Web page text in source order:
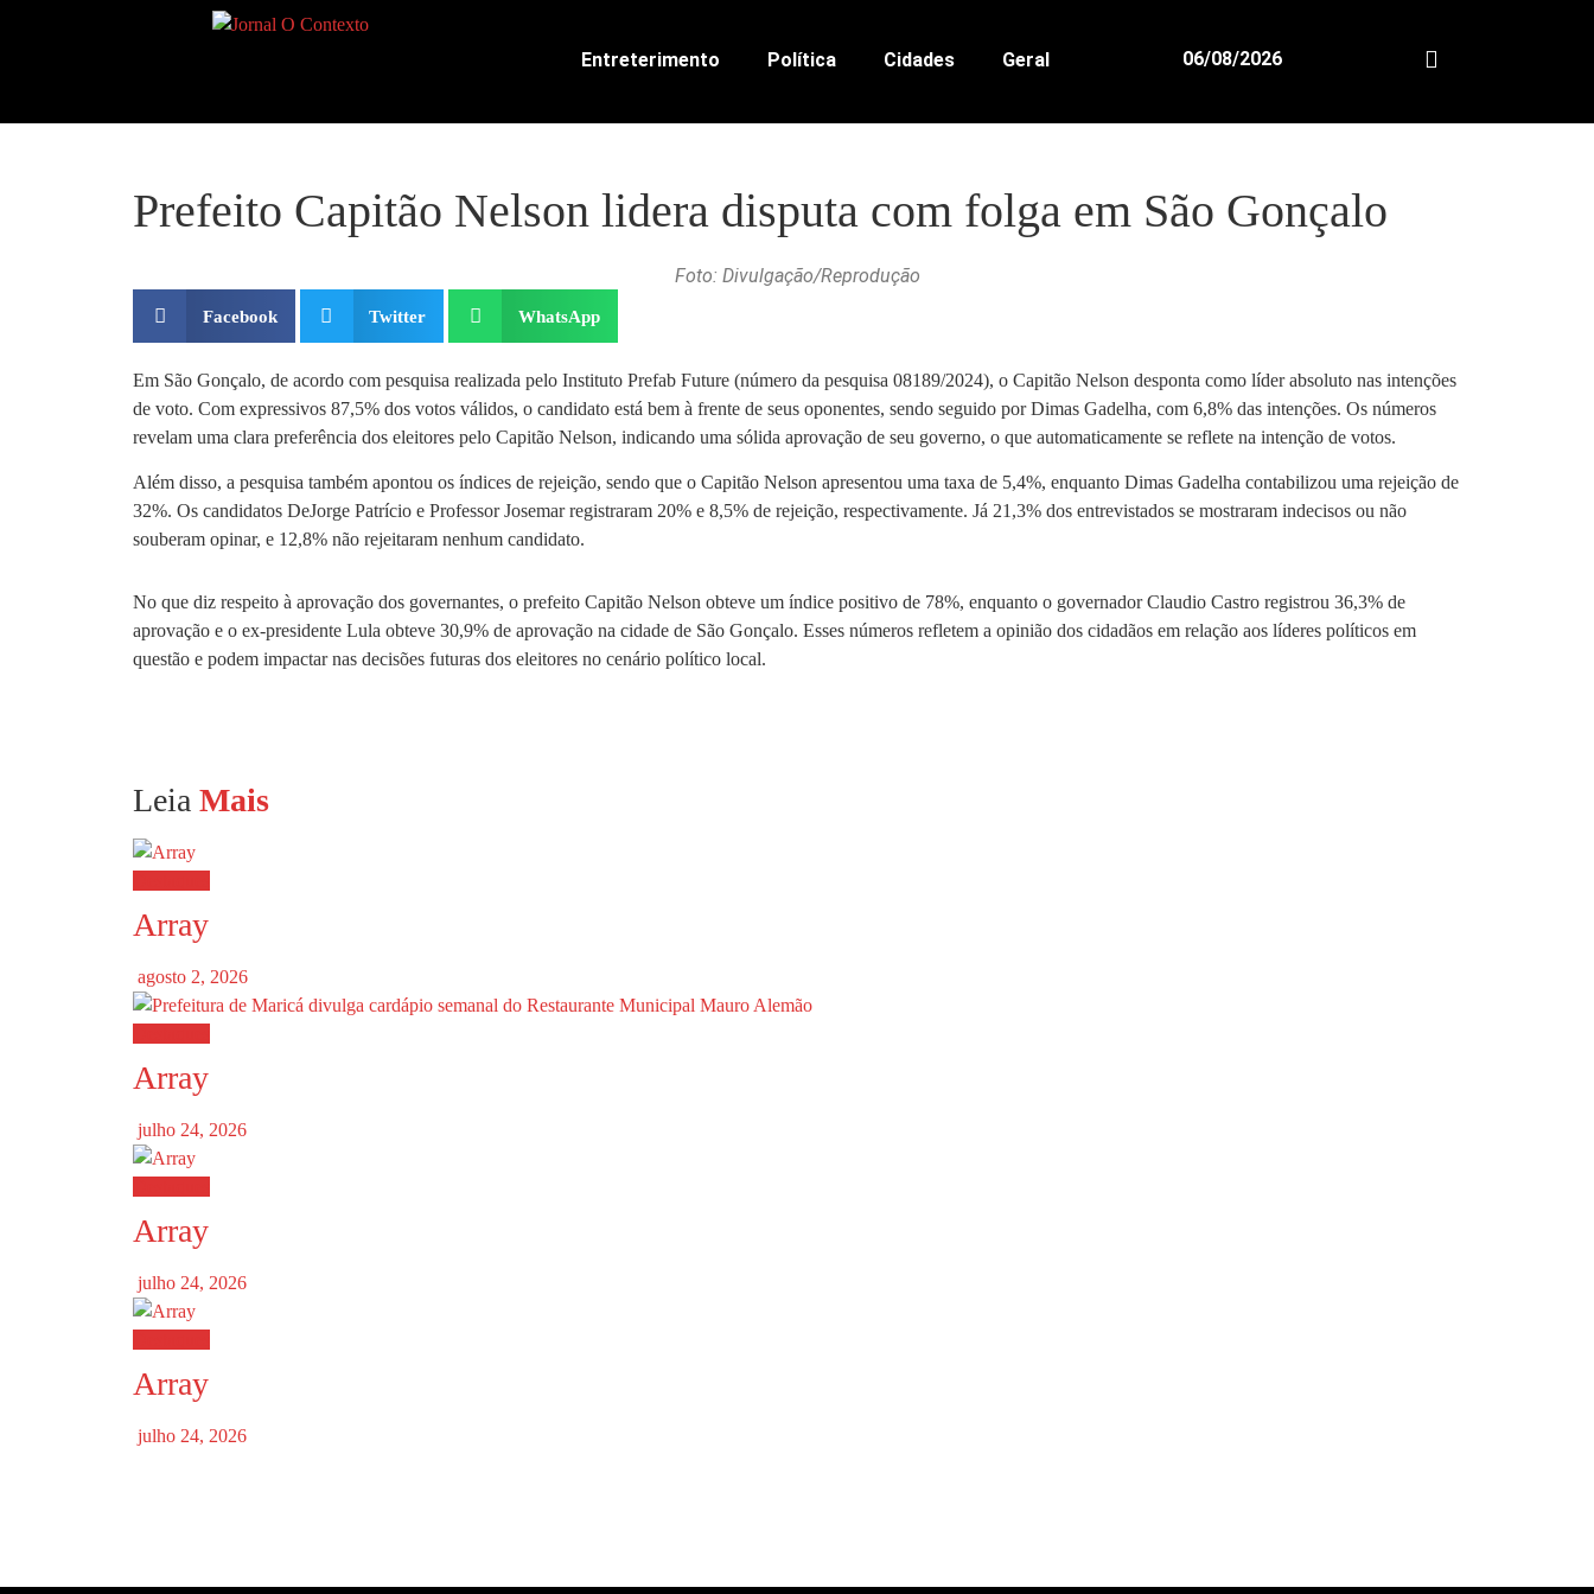
Entreterimento Política Cidades Geral 06/08/2026
Prefeito Capitão Nelson lidera disputa com folga em São Gonçalo
Foto: Divulgação/Reprodução
Facebook Twitter WhatsApp
Em São Gonçalo, de acordo com pesquisa realizada pelo Instituto Prefab Future (número da pesquisa 08189/2024), o Capitão Nelson desponta como líder absoluto nas intenções
de voto. Com expressivos 87,5% dos votos válidos, o candidato está bem à frente de seus oponentes, sendo seguido por Dimas Gadelha, com 6,8% das intenções. Os números
revelam uma clara preferência dos eleitores pelo Capitão Nelson, indicando uma sólida aprovação de seu governo, o que automaticamente se reflete na intenção de votos.
Além disso, a pesquisa também apontou os índices de rejeição, sendo que o Capitão Nelson apresentou uma taxa de 5,4%, enquanto Dimas Gadelha contabilizou uma rejeição de
32%. Os candidatos DeJorge Patrício e Professor Josemar registraram 20% e 8,5% de rejeição, respectivamente. Já 21,3% dos entrevistados se mostraram indecisos ou não
souberam opinar, e 12,8% não rejeitaram nenhum candidato.
No que diz respeito à aprovação dos governantes, o prefeito Capitão Nelson obteve um índice positivo de 78%, enquanto o governador Claudio Castro registrou 36,3% de
aprovação e o ex-presidente Lula obteve 30,9% de aprovação na cidade de São Gonçalo. Esses números refletem a opinião dos cidadãos em relação aos líderes políticos em
questão e podem impactar nas decisões futuras dos eleitores no cenário político local.
Leia Mais
Array
agosto 2, 2026
Array
julho 24, 2026
Array
julho 24, 2026
Array
julho 24, 2026